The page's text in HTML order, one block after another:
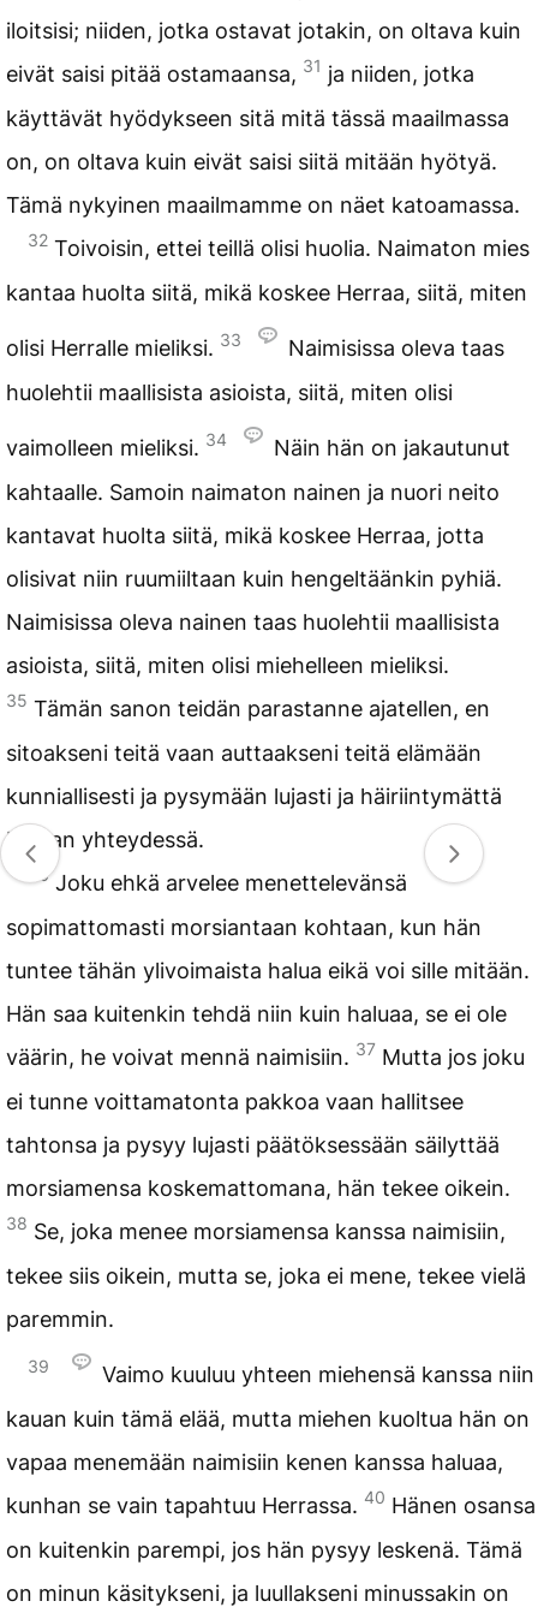
iloitsisi; niiden, jotka ostavat jotakin, on oltava kuin
eivät saisi pitää ostamaansa, 31 ja niiden, jotka
käyttävät hyödykseen sitä mitä tässä maailmassa
on, on oltava kuin eivät saisi siitä mitään hyötyä.
Tämä nykyinen maailmamme on näet katoamassa.
32 Toivoisin, ettei teillä olisi huolia. Naimaton mies
kantaa huolta siitä, mikä koskee Herraa, siitä, miten
olisi Herralle mieliksi. 33
Naimisissa oleva taas
huolehtii maallisista asioista, siitä, miten olisi
vaimolleen mieliksi. 34
Näin hän on jakautunut
kahtaalle. Samoin naimaton nainen ja nuori neito
kantavat huolta siitä, mikä koskee Herraa, jotta
olisivat niin ruumiiltaan kuin hengeltäänkin pyhiä.
Naimisissa oleva nainen taas huolehtii maallisista
asioista, siitä, miten olisi miehelleen mieliksi.
35 Tämän sanon teidän parastanne ajatellen, en
sitoakseni teitä vaan auttaakseni teitä elämään
kunniallisesti ja pysymään lujasti ja häiriintymättä
Herran yhteydessä.
36 Joku ehkä arvelee menettelevänsä
sopimattomasti morsiantaan kohtaan, kun hän
tuntee tähän ylivoimaista halua eikä voi sille mitään.
Hän saa kuitenkin tehdä niin kuin haluaa, se ei ole
väärin, he voivat mennä naimisiin. 37 Mutta jos joku
ei tunne voittamatonta pakkoa vaan hallitsee
tahtonsa ja pysyy lujasti päätöksessään säilyttää
morsiamensa koskemattomana, hän tekee oikein.
38 Se, joka menee morsiamensa kanssa naimisiin,
tekee siis oikein, mutta se, joka ei mene, tekee vielä
paremmin.
39
Vaimo kuuluu yhteen miehensä kanssa niin
kauan kuin tämä elää, mutta miehen kuoltua hän on
vapaa menemään naimisiin kenen kanssa haluaa,
kunhan se vain tapahtuu Herrassa. 40 Hänen osansa
on kuitenkin parempi, jos hän pysyy leskenä. Tämä
on minun käsitykseni, ja luullakseni minussakin on